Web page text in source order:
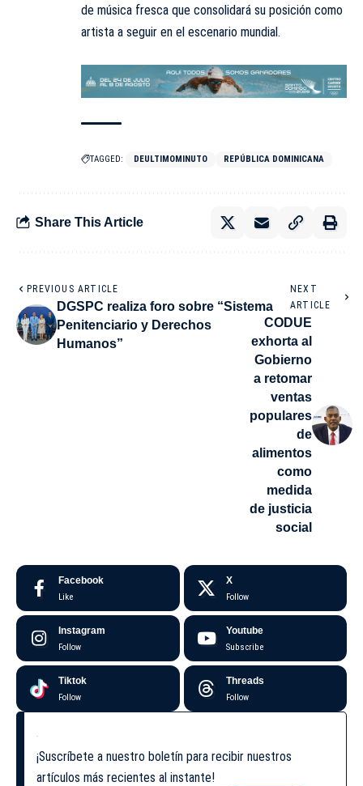
de música fresca que consolidará su posición como
artista a seguir en el escenario mundial.
TAGGED: DEULTIMOMINUTO REPÚBLICA DOMINICANA
Share This Article
PREVIOUS ARTICLE
DGSPC realiza foro sobre “Sistema
Penitenciario y Derechos
Humanos”
NEXT
ARTICLE
CODUE
exhorta al
Gobierno
a retomar
ventas
populares
de
alimentos
como
medida
de justicia
social
Facebook
Like
X
Follow
Instagram
Follow
Youtube
Subscribe
Tiktok
Follow
Threads
Follow
¡Suscríbete a nuestro boletín para recibir nuestros
artículos más recientes al instante!